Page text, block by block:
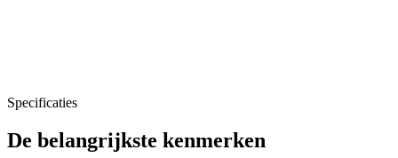
Specificaties
De belangrijkste kenmerken